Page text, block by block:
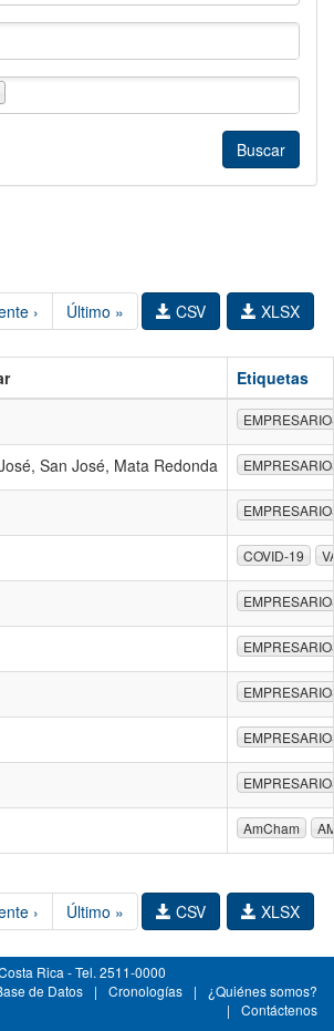
› Último » XLSX
CSV
Etiquetas
San José, Mata Redonda
COVID-19
AmCham
› Último » XLSX
CSV
Rica - Tel. 2511-0000
de Datos | Cronologías |
¿Quiénes somos?
|
Contáctenos